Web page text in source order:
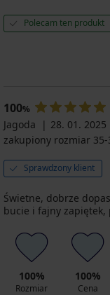
Polecam ten produkt
100%
Jagoda
28. 01. 2025
zakupiony rozmiar 35-
Sprawdzony klient
Świetne, dobrze
bucie i fajny zapiętek,
100%
Rozmiar
100%
Cena